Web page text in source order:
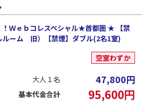
！Ｗｅｂコレスペシャル★首都圏 ★ 【禁
ルーム 旧）【禁煙】ダブル(2名1室)
空室わずか
大人１名 47,800円
基本代金合計 95,600円